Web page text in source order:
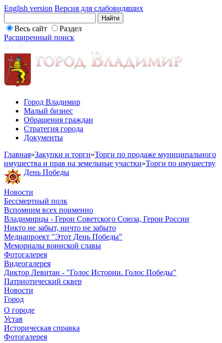
English version Версия для слабовидящих
Весь сайт
Раздел
Расширенный поиск
Город Владимир
Малый бизнес
Обращения граждан
Стратегия города
Документы
Главная»Закупки и торги»Торги по продаже муниципального
имущества и прав на земельные участки»Торги по имуществу
День Победы
Новости
Бессмертный полк
Вспомним всех поименно
Владимирцы - Герои Советского Союза, Герои России
Никто не забыт, ничто не забыто
Медиапроект "Этот День Победы"
Мемориалы воинской славы
Фотогалерея
Видеогалерея
Диктор Левитан - "Голос Истории. Голос Победы"
Патриотический сквер
Новости
Город
О городе
Устав
Историческая справка
Фотогалерея